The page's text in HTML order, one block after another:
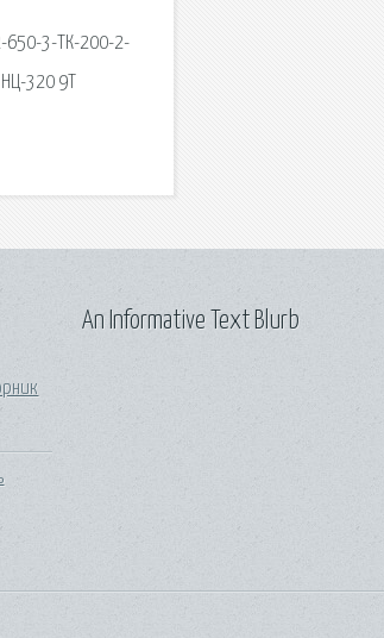
650-3-ТК-200-2-
320 9Т
An Informative Text Blurb